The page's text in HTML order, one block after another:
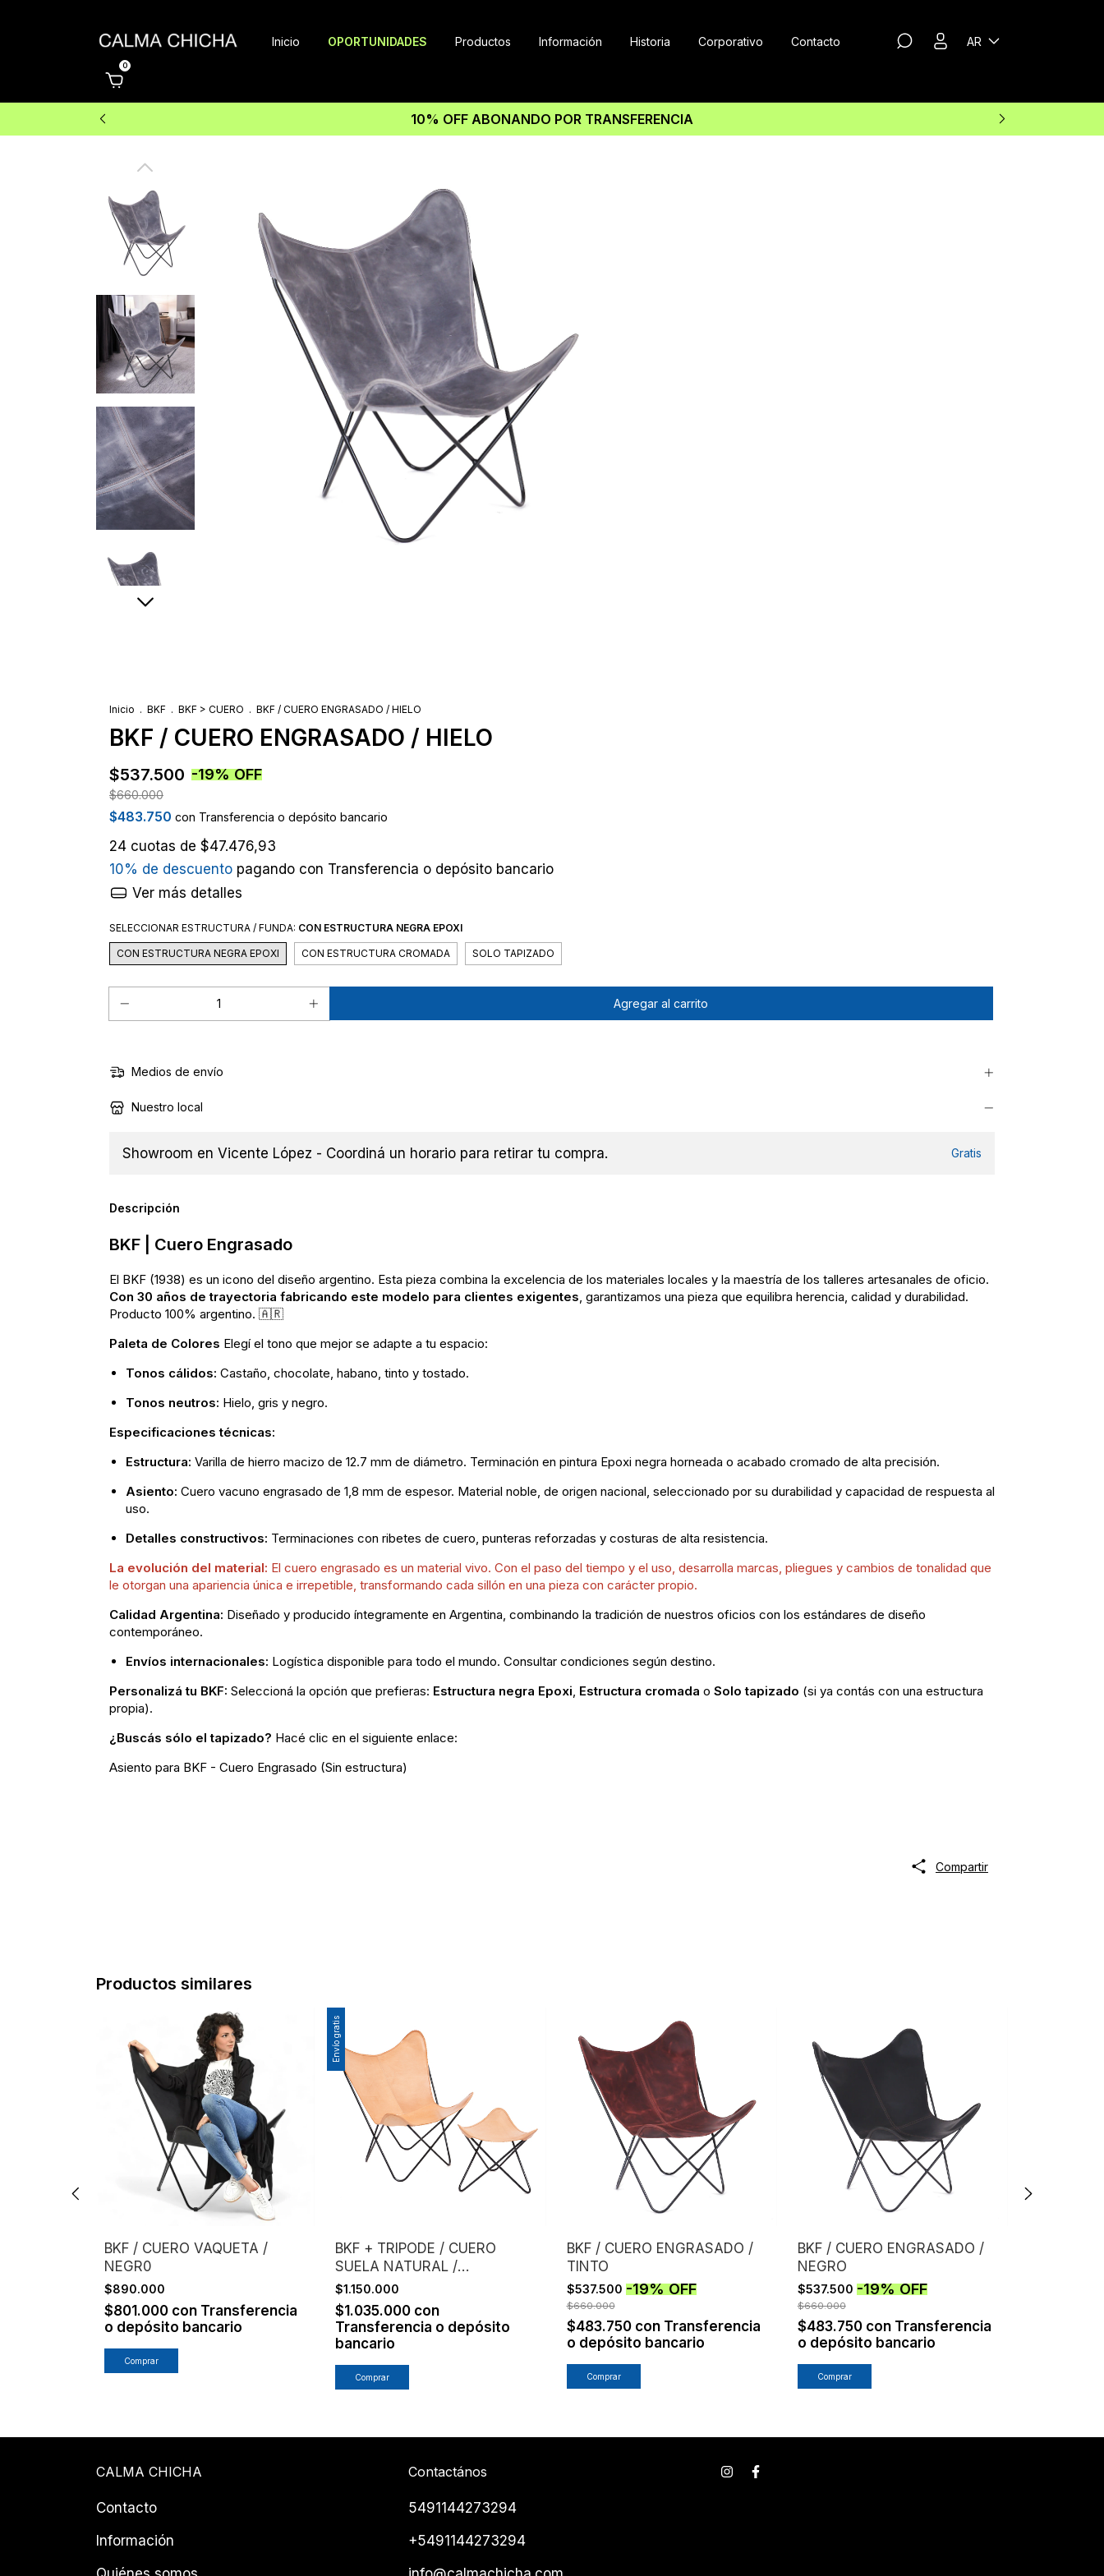
Inicio OPORTUNIDADES Productos Información Historia Corporativo Contacto AR
0
10% OFF ABONANDO POR TRANSFERENCIA
Inicio . BKF . BKF > CUERO . BKF / CUERO ENGRASADO / HIELO
BKF / CUERO ENGRASADO / HIELO
$537.500 -19%OFF
$660.000
$483.750 con Transferencia o depósito bancario
24 cuotas de $47.476,93
10% de descuento pagando con Transferencia o depósito bancario
Ver más detalles
SELECCIONAR ESTRUCTURA / FUNDA: CON ESTRUCTURA NEGRA EPOXI
CON ESTRUCTURA NEGRA EPOXI CON ESTRUCTURA CROMADA SOLO TAPIZADO
Medios de envío
Nuestro local
Showroom en Vicente López - Coordiná un horario para retirar tu compra. Gratis
Descripción
BKF | Cuero Engrasado
El BKF (1938) es un icono del diseño argentino. Esta pieza combina la excelencia de los materiales locales y la maestría de los talleres artesanales de oficio.
Con 30 años de trayectoria fabricando este modelo para clientes exigentes , garantizamos una pieza que equilibra herencia, calidad y durabilidad.
Producto 100% argentino. 🇦🇷
Paleta de Colores Elegí el tono que mejor se adapte a tu espacio:
Tonos cálidos: Castaño, chocolate, habano, tinto y tostado.
Tonos neutros: Hielo, gris y negro.
Especificaciones técnicas:
Estructura: Varilla de hierro macizo de 12.7 mm de diámetro. Terminación en pintura Epoxi negra horneada o acabado cromado de alta precisión.
Asiento: Cuero vacuno engrasado de 1,8 mm de espesor. Material noble, de origen nacional, seleccionado por su durabilidad y capacidad de respuesta al
uso.
Detalles constructivos: Terminaciones con ribetes de cuero, punteras reforzadas y costuras de alta resistencia.
La evolución del material: El cuero engrasado es un material vivo. Con el paso del tiempo y el uso, desarrolla marcas, pliegues y cambios de tonalidad que
le otorgan una apariencia única e irrepetible, transformando cada sillón en una pieza con carácter propio.
Calidad Argentina: Diseñado y producido íntegramente en Argentina, combinando la tradición de nuestros oficios con los estándares de diseño
contemporáneo.
Envíos internacionales: Logística disponible para todo el mundo. Consultar condiciones según destino.
Personalizá tu BKF: Seleccioná la opción que prefieras: Estructura negra Epoxi Estructura cromada o Solo tapizado (si ya contás con una estructura
propia).
¿Buscás sólo el tapizado? Hacé clic en el siguiente enlace:
Asiento para BKF - Cuero Engrasado (Sin estructura)
Compartir
Productos similares
BKF / CUERO VAQUETA /
NEGR0
$890.000
$801.000 con Transferencia
o depósito bancario
Comprar
Envío gratis
BKF + TRIPODE / CUERO
SUELA NATURAL /
ESTRUCTURA NEGRO
$1.150.000
$1.035.000 con
Transferencia o depósito
bancario
BKF / CUERO ENGRASADO /
TINTO
$537.500 -19%OFF
$660.000
$483.750 con Transferencia
o depósito bancario
Comprar
BKF / CUERO ENGRASADO /
NEGRO
$537.500 -19%OFF
$660.000
$483.750 con Transferencia
o depósito bancario
Comprar
CALMA CHICHA
Contacto
Información
Contactános
5491144273294
+5491144273294